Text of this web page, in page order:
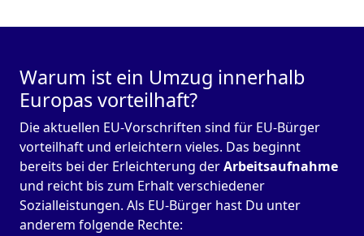
Warum ist ein Umzug innerhalb
Europas vorteilhaft?
Die aktuellen EU-Vorschriften sind für EU-Bürger
vorteilhaft und erleichtern vieles. Das beginnt
bereits bei der Erleichterung derArbeitsaufnahme
und reicht bis zum Erhalt verschiedener
Sozialleistungen. Als EU-Bürger hast Du unter
anderem folgende Rechte: